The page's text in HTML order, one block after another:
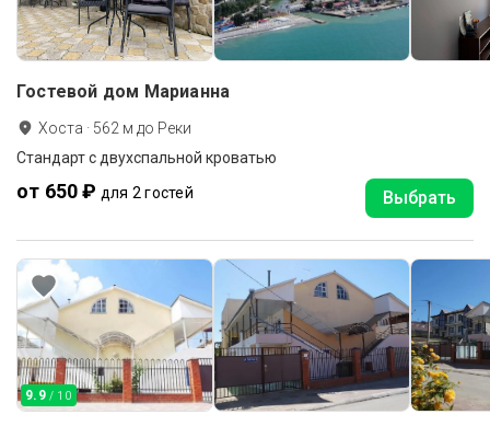
Гостевой дом Марианна
Хоста · 562 м до Реки
Стандарт с двухспальной кроватью
от 650 ₽ для 2 гостей Выбрать
9.9 / 10